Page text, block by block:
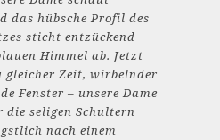
das hübsche Profil des
sticht entzückend
Himmel ab. Jetzt
gleicher Zeit, wirbelnder
Fenster – unsere Dame
die seligen Schultern
nach einem